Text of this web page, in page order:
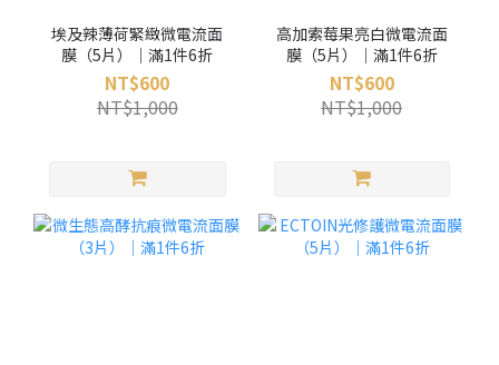
埃及辣薄荷緊緻微電流面
膜（5片）｜滿1件6折
NT$600
NT$1,000
高加索莓果亮白微電流面
膜（5片）｜滿1件6折
NT$600
NT$1,000